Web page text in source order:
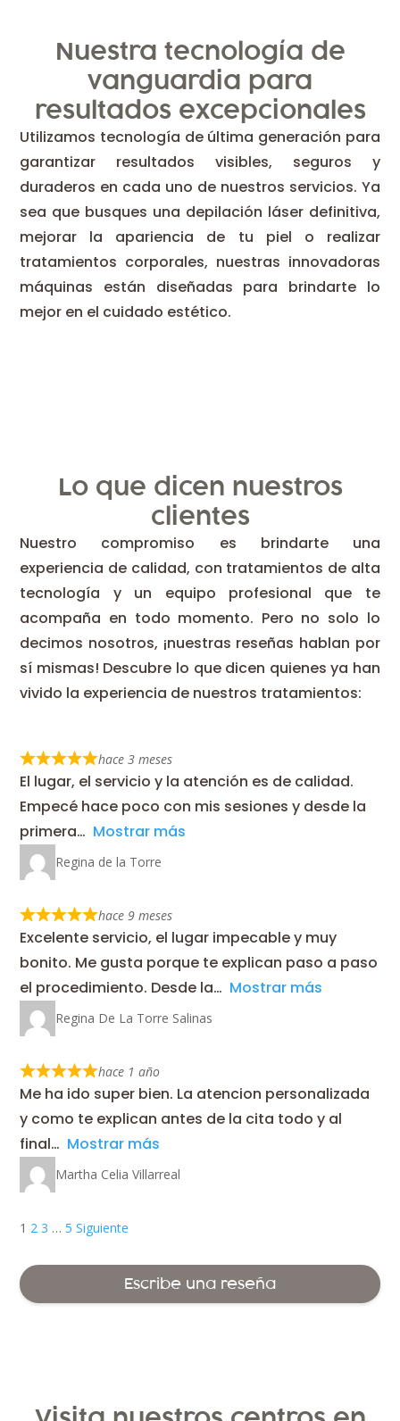
Nuestra tecnología de
vanguardia para
resultados excepcionales
Utilizamos tecnología de última generación para
garantizar resultados visibles, seguros y
duraderos en cada uno de nuestros servicios. Ya
sea que busques una depilación láser definitiva,
mejorar la apariencia de tu piel o realizar
tratamientos corporales, nuestras innovadoras
máquinas están diseñadas para brindarte lo
mejor en el cuidado estético.
Lo que dicen nuestros
clientes
Nuestro compromiso es brindarte una
experiencia de calidad, con tratamientos de alta
tecnología y un equipo profesional que te
acompaña en todo momento. Pero no solo lo
decimos nosotros, ¡nuestras reseñas hablan por
sí mismas! Descubre lo que dicen quienes ya han
vivido la experiencia de nuestros tratamientos:
hace 3 meses
El lugar, el servicio y la atención es de calidad.
Empecé hace poco con mis sesiones y desde la
primera
Mostrar más
Regina de la Torre
hace 9 meses
Excelente servicio, el lugar impecable y muy
bonito. Me gusta porque te explican paso a paso
el procedimiento. Desde la
Mostrar más
Regina De La Torre Salinas
hace 1 año
Me ha ido super bien. La atencion personalizada
y como te explican antes de la cita todo y al
final
Mostrar más
Martha Celia Villarreal
Navegación
las
reseñas
Página
1 Página
2 Página
3 … Página
5 Siguiente
Escribe una reseña